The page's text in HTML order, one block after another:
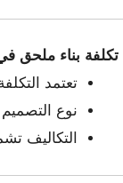
تكلفة بناء ملحق
تعتمد
نوع التصميم
التكاليف